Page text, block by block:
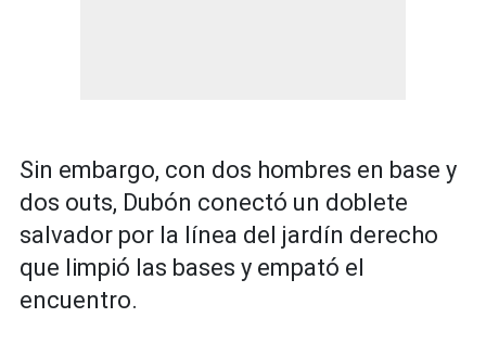
Sin embargo, con dos hombres en base y
dos outs, Dubón conectó un doblete
salvador por la línea del jardín derecho
que limpió las bases y empató el
encuentro.